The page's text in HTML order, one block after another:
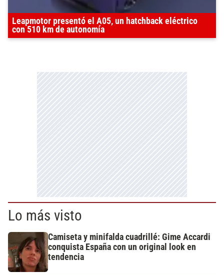
Leapmotor presentó el A05, un hatchback eléctrico
con 510 km de autonomía
Lo más visto
Camiseta y minifalda cuadrillé: Gime Accardi
conquista España con un original look en
tendencia